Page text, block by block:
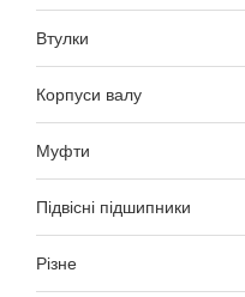
Втулки
Корпуси валу
Муфти
Підвісні підшипники
Різне